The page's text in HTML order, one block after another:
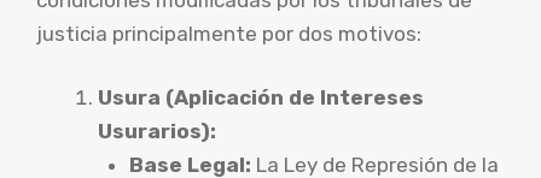
justicia principalmente por dos motivos:
Usura (Aplicación de Intereses
Usurarios):
Base Legal: La Ley de Represión de la